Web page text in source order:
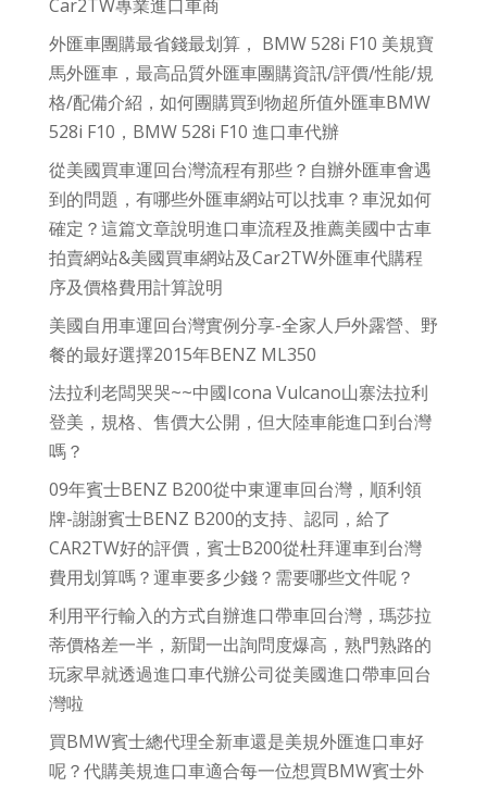
Car2TW專業進口車商
外匯車團購最省錢最划算， BMW 528i F10 美規寶
馬外匯車，最高品質外匯車團購資訊/評價/性能/規
格/配備介紹，如何團購買到物超所值外匯車BMW
528i F10，BMW 528i F10 進口車代辦
從美國買車運回台灣流程有那些？自辦外匯車會遇
到的問題，有哪些外匯車網站可以找車？車況如何
確定？這篇文章說明進口車流程及推薦美國中古車
拍賣網站&美國買車網站及Car2TW外匯車代購程
序及價格費用計算說明
美國自用車運回台灣實例分享-全家人戶外露營、野
餐的最好選擇2015年BENZ ML350
法拉利老闆哭哭~~中國Icona Vulcano山寨法拉利
登美，規格、售價大公開，但大陸車能進口到台灣
嗎？
09年賓士BENZ B200從中東運車回台灣，順利領
牌-謝謝賓士BENZ B200的支持、認同，給了
CAR2TW好的評價，賓士B200從杜拜運車到台灣
費用划算嗎？運車要多少錢？需要哪些文件呢？
利用平行輸入的方式自辦進口帶車回台灣，瑪莎拉
蒂價格差一半，新聞一出詢問度爆高，熟門熟路的
玩家早就透過進口車代辦公司從美國進口帶車回台
灣啦
買BMW賓士總代理全新車還是美規外匯進口車好
呢？代購美規進口車適合每一位想買BMW賓士外